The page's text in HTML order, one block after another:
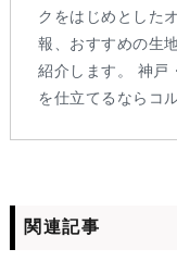
クをはじめとした
報、おすすめの生
紹介します。 神戸
を仕立てるならコ
関連記事